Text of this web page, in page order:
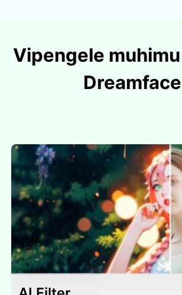
Vipengele
Dreamface